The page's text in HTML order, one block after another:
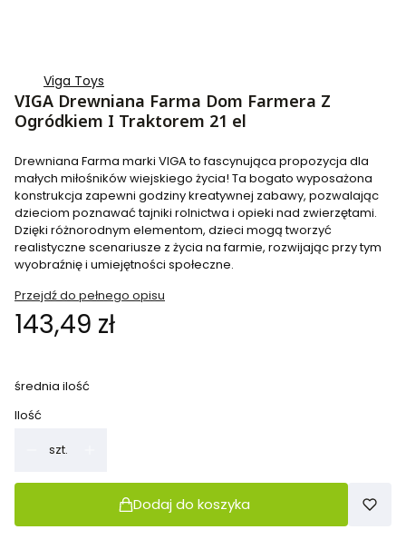
Viga Toys
VIGA Drewniana Farma Dom Farmera Z
Ogródkiem I Traktorem 21 el
Drewniana Farma marki VIGA to fascynująca propozycja dla
małych miłośników wiejskiego życia! Ta bogato wyposażona
konstrukcja zapewni godziny kreatywnej zabawy, pozwalając
dzieciom poznawać tajniki rolnictwa i opieki nad zwierzętami.
Dzięki różnorodnym elementom, dzieci mogą tworzyć
realistyczne scenariusze z życia na farmie, rozwijając przy tym
wyobraźnię i umiejętności społeczne.
Przejdź do pełnego opisu
Cena
143,49 zł
średnia ilość
Ilość
szt.
Dodaj do koszyka